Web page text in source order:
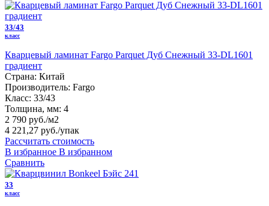
33/43
класс
Кварцевый ламинат Fargo Parquet Дуб Снежный 33-DL1601
градиент
Страна: Китай
Производитель: Fargo
Класс: 33/43
Толщина, мм: 4
2 790 руб./м2
4 221,27 руб./упак
Рассчитать стоимость
В избранное В избранном
Сравнить
33
класс